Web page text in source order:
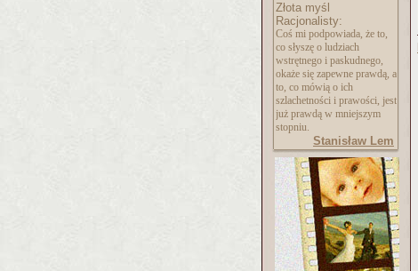
Złota myśl
Racjonalisty:
Coś mi podpowiada, że to,
co słyszę o ludziach
wstrętnego i paskudnego,
okaże się zapewne prawdą, a
to, co mówią o ich
szlachetności i prawości, jest
już prawdą w mniejszym
stopniu.
Stanisław Lem